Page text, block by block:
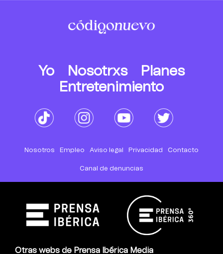
Yo Nosotrxs
Planes
Entretenimiento
Nosotros Empleo Aviso legal Privacidad Contacto
Canal de denuncias
Otras webs de Prensa Ibérica Media